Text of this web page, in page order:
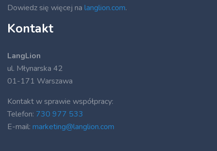
Dowiedz się więcej na langlion.com.
Kontakt
LangLion
ul. Młynarska 42
01-171 Warszawa
Kontakt w sprawie współpracy:
Telefon: 730 977 533
E-mail: marketing@langlion.com